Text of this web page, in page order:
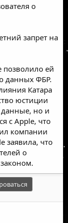
о
запрет на
позволило ей
данных ФБР.
Катара
юстиции
данные, но и
с Apple, что
компании
заявила, что
о